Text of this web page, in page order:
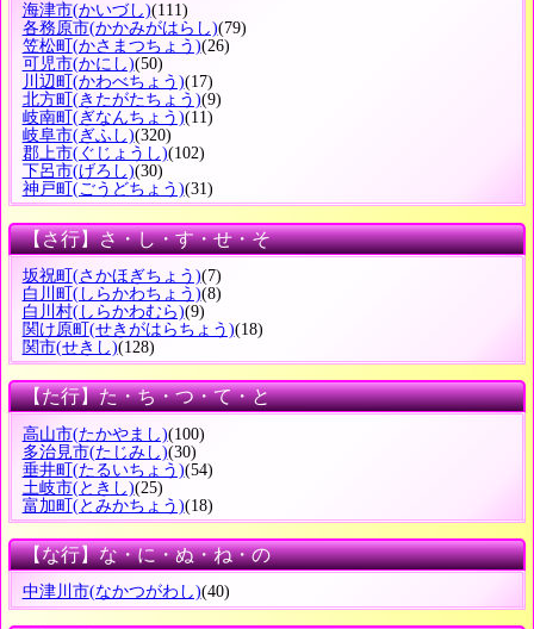
海津市(かいづし)(111)
各務原市(かかみがはらし)(79)
笠松町 (かさまつちょう)(26)
可児市(かにし)(50)
川辺町 (かわべちょう)(17)
北方町 (きたがたちょう)(9)
岐南町 (ぎなんちょう)(11)
岐阜市(ぎふし)(320)
郡上市(ぐじょうし)(102)
下呂市(げろし)(30)
神戸町 (ごうどちょう)(31)
【さ行】さ・し・す・せ・そ
坂祝町 (さかほぎちょう)(7)
白川町 (しらかわちょう)(8)
白川村(しらかわむら)(9)
関け原町 (せきがはらちょう)(18)
関市(せきし)(128)
【た行】た・ち・つ・て・と
高山市(たかやまし)(100)
多治見市(たじみし)(30)
垂井町(たるいちょう)(54)
土岐市(ときし)(25)
富加町(とみかちょう)(18)
【な行】な・に・ぬ・ね・の
中津川市(なかつがわし)(40)